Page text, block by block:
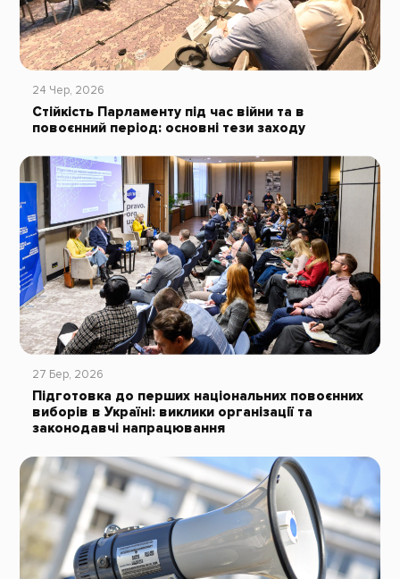
24 Чер, 2026
Стійкість Парламенту під час війни та в
повоєнний період: основні тези заходу
27 Бер, 2026
Підготовка до перших національних повоєнних
виборів в Україні: виклики організації та
законодавчі напрацювання